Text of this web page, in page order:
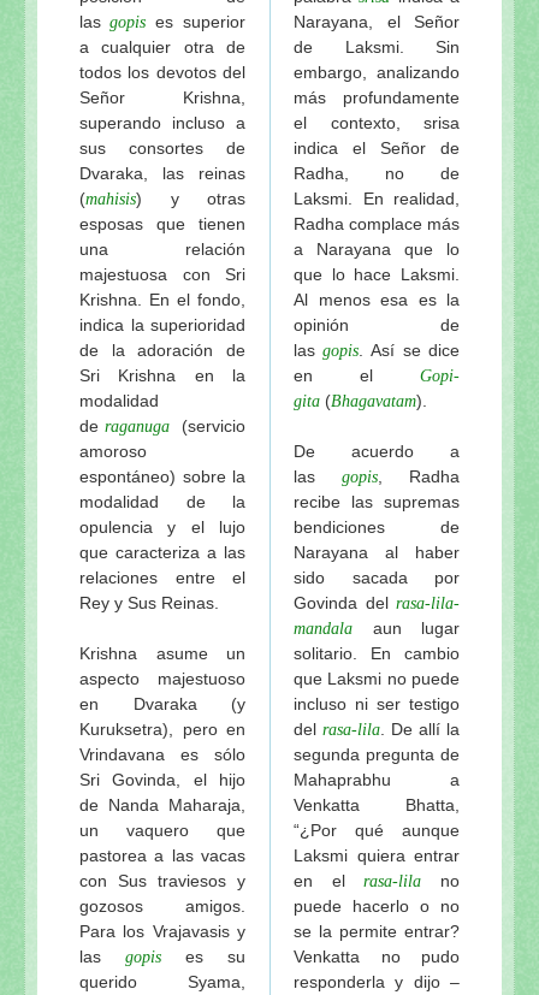
las gopis es superior
a cualquier otra de
todos los devotos del
Señor Krishna,
superando incluso a
sus consortes de
Dvaraka, las reinas
(mahisis) y otras
esposas que tienen
una relación
majestuosa con Sri
Krishna. En el fondo,
indica la superioridad
de la adoración de
Sri Krishna en la
modalidad
de raganuga (servicio
amoroso
espontáneo) sobre la
modalidad de la
opulencia y el lujo
que caracteriza a las
relaciones entre el
Rey y Sus Reinas.
Krishna asume un
aspecto majestuoso
en Dvaraka (y
Kuruksetra), pero en
Vrindavana es sólo
Sri Govinda, el hijo
de Nanda Maharaja,
un vaquero que
pastorea a las vacas
con Sus traviesos y
gozosos amigos.
Para los Vrajavasis y
las gopis es su
querido Syama,
Narayana, el Señor
de Laksmi. Sin
embargo, analizando
más profundamente
el contexto, srisa
indica el Señor de
Radha, no de
Laksmi. En realidad,
Radha complace más
a Narayana que lo
que lo hace Laksmi.
Al menos esa es la
opinión de
las gopis . Así se dice
en el Gopi-
gita (Bhagavatam).
De acuerdo a
las gopis , Radha
recibe las supremas
bendiciones de
Narayana al haber
sido sacada por
Govinda del rasa-lila-
mandala aun lugar
solitario. En cambio
que Laksmi no puede
incluso ni ser testigo
del rasa-lila . De allí la
segunda pregunta de
Mahaprabhu a
Venkatta Bhatta,
“¿Por qué aunque
Laksmi quiera entrar
en el rasa-lila no
puede hacerlo o no
se la permite entrar?
Venkatta no pudo
responderla y dijo –